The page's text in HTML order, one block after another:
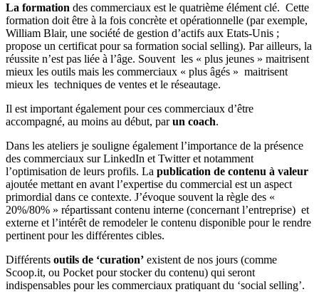
La formation des commerciaux est le quatrième élément clé. Cette
formation doit être à la fois concrète et opérationnelle (par exemple,
William Blair, une société de gestion d’actifs aux Etats-Unis ;
propose un certificat pour sa formation social selling). Par ailleurs, la
réussite n’est pas liée à l’âge. Souvent les « plus jeunes » maitrisent
mieux les outils mais les commerciaux « plus âgés » maitrisent
mieux les techniques de ventes et le réseautage.
Il est important également pour ces commerciaux d’être
accompagné, au moins au début, parun coach.
Dans les ateliers je souligne également l’importance de la présence
des commerciaux sur LinkedIn et Twitter et notamment
l’optimisation de leurs profils. La publication de contenu à valeur
ajoutée mettant en avant l’expertise du commercial est un aspect
primordial dans ce contexte. J’évoque souvent la règle des «
20%/80% » répartissant contenu interne (concernant l’entreprise) et
externe et l’intérêt de remodeler le contenu disponible pour le rendre
pertinent pour les différentes cibles.
Différents outils de ‘curation’ existent de nos jours (comme
Scoop.it, ou Pocket pour stocker du contenu) qui seront
indispensables pour les commerciaux pratiquant du ‘social selling’.